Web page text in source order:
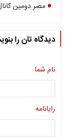
مصر دومین
دیدگاه تان را
نام شما
رایانامه